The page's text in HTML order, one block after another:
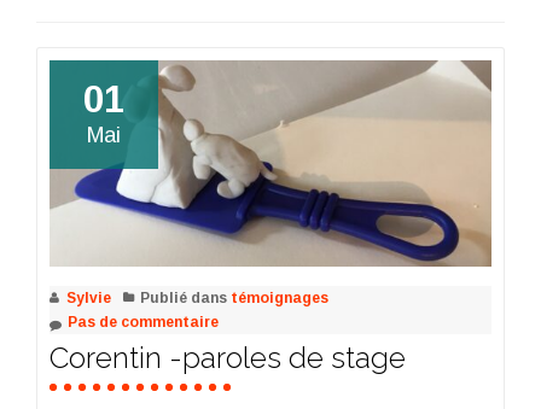
01
Mai
Sylvie Publié dans témoignages
Pas de commentaire
Corentin -paroles de stage